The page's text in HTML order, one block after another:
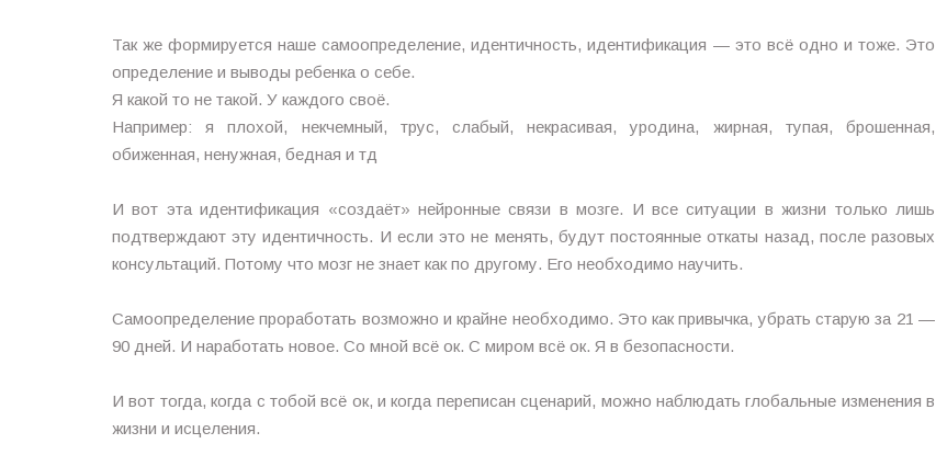
Так же формируется наше самоопределение, идентичность, идентификация — это всё одно и тоже. Это
определение и выводы ребенка о себе.
Я какой то не такой. У каждого своё.
Например: я плохой, некчемный, трус, слабый, некрасивая, уродина, жирная, тупая, брошенная,
обиженная, ненужная, бедная и тд
И вот эта идентификация «создаёт» нейронные связи в мозге. И все ситуации в жизни только лишь
подтверждают эту идентичность. И если это не менять, будут постоянные откаты назад, после разовых
консультаций. Потому что мозг не знает как по другому. Его необходимо научить.
Самоопределение проработать возможно и крайне необходимо. Это как привычка, убрать старую за 21 —
90 дней. И наработать новое. Со мной всё ок. С миром всё ок. Я в безопасности.
И вот тогда, когда с тобой всё ок, и когда переписан сценарий, можно наблюдать глобальные изменения в
жизни и исцеления.